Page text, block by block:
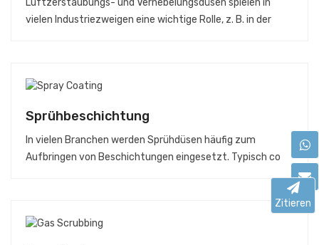
Luftzerstäubungs- und Vernebelungsdüsen spielen in
vielen Industriezweigen eine wichtige Rolle, z. B. in der
Sprühbeschichtung
In vielen Branchen werden Sprühdüsen häufig zum
Aufbringen von Beschichtungen eingesetzt. Typisch co
Zitieren